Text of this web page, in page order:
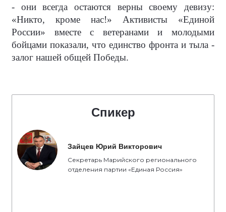
- они всегда остаются верны своему девизу:
«Никто, кроме нас!» Активисты «Единой
России» вместе с ветеранами и молодыми
бойцами показали, что единство фронта и тыла -
залог нашей общей Победы.
Спикер
Зайцев Юрий Викторович
Секретарь Марийского регионального
отделения партии «Единая Россия»